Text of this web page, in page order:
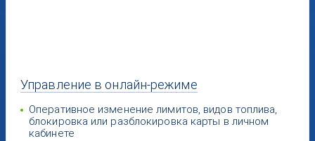
Управление в онлайн-режиме
Оперативное изменение лимитов, видов топлива,
блокировка или разблокировка карты в личном
кабинете